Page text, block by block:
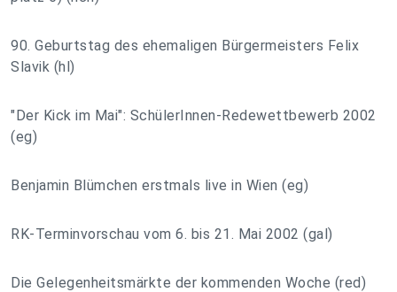
90. Geburtstag des ehemaligen Bürgermeisters Felix
Slavik (hl)
"Der Kick im Mai": SchülerInnen-Redewettbewerb 2002
(eg)
Benjamin Blümchen erstmals live in Wien (eg)
RK-Terminvorschau vom 6. bis 21. Mai 2002 (gal)
Die Gelegenheitsmärkte der kommenden Woche (red)